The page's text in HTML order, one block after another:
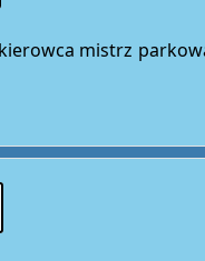
mistrz